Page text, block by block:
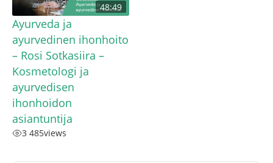
48:49
Ayurveda ja
ayurvedinen ihonhoito
– Rosi Sotkasiira –
Kosmetologi ja
ayurvedisen
ihonhoidon
asiantuntija
3 485views